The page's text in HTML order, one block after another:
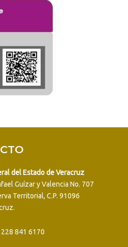
del Estado de Veracruz
Guízar y Valencia No. 707
Territorial, C.P. 91096
841 6170